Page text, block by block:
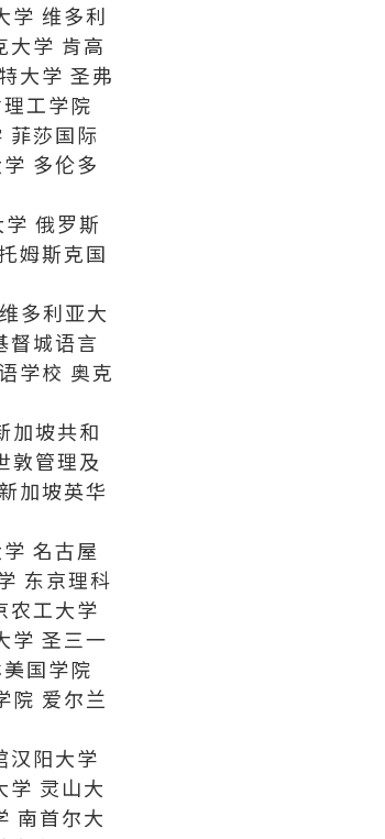
学 维多利
大学 肯高
大学 圣弗
工学院
菲莎国际
多伦多
俄罗斯
姆斯克国
多利亚大
督城语言
学校 奥克
加坡共和
敦管理及
加坡英华
名古屋
东京理科
农工大学
学 圣三一
国学院
院 爱尔兰
汉阳大学
学 灵山大
南首尔大